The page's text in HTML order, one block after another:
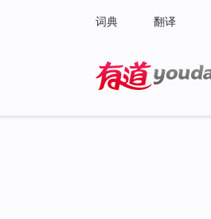
词典 翻译